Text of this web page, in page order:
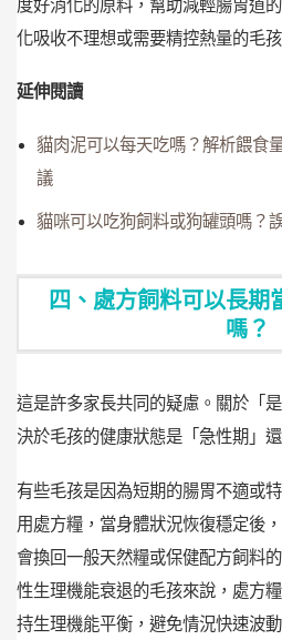
度好消化的原料，幫助減輕腸胃道
化吸收不理想或需要精控熱量的毛孩
延伸閱讀
貓肉泥可以每天吃嗎？解析餵食
議
貓咪可以吃狗飼料或狗罐頭嗎？
四、處方飼料可以長期
嗎？
這是許多家長共同的疑慮。關於「
決於毛孩的健康狀態是「急性期」
有些毛孩是因為短期的腸胃不適或
用處方糧，當身體狀況恢復穩定後
會換回一般天然糧或保健配方飼料
性生理機能衰退的毛孩來說，處方
持生理機能平衡，避免情況快速波動